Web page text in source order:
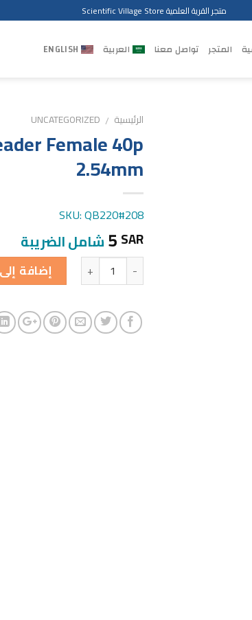
متجر القرية العلمية Scientific Village Store
المتجر تواصل معنا العربية ENGLISH
الرئيسية /
UNCATEGORIZED
Female 40p
2.54mm
SKU: QB220#208
5 SAR شامل الضريبة
الكمية إضافة